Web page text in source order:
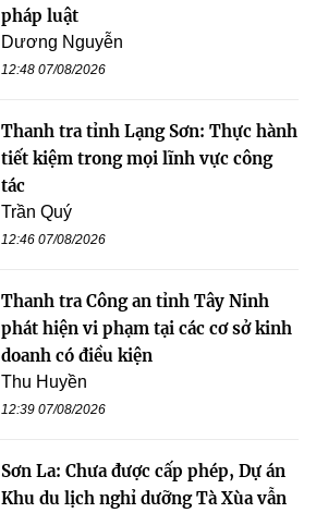
pháp luật
Dương Nguyễn
12:48 07/08/2026
Thanh tra tỉnh Lạng Sơn: Thực hành
tiết kiệm trong mọi lĩnh vực công
tác
Trần Quý
12:46 07/08/2026
Thanh tra Công an tỉnh Tây Ninh
phát hiện vi phạm tại các cơ sở kinh
doanh có điều kiện
Thu Huyền
12:39 07/08/2026
Sơn La: Chưa được cấp phép, Dự án
Khu du lịch nghỉ dưỡng Tà Xùa vẫn